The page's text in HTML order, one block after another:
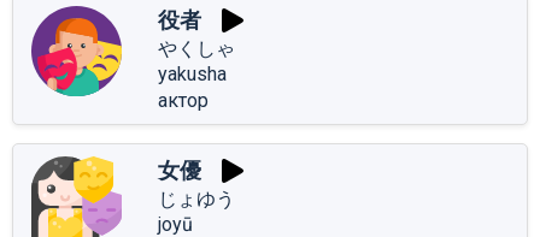
役者
やくしゃ
yakusha
актор
女優
じょゆう
joyū